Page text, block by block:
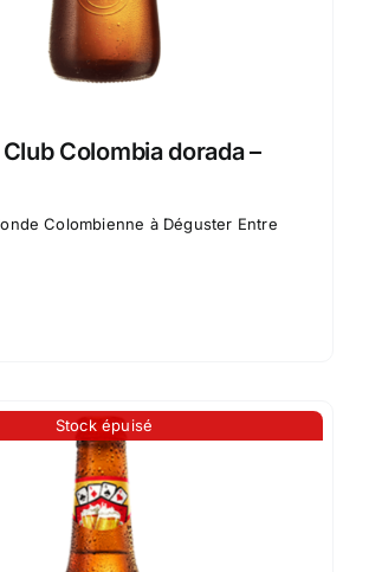
Colombia dorada –
Colombienne à Déguster Entre
Stock épuisé